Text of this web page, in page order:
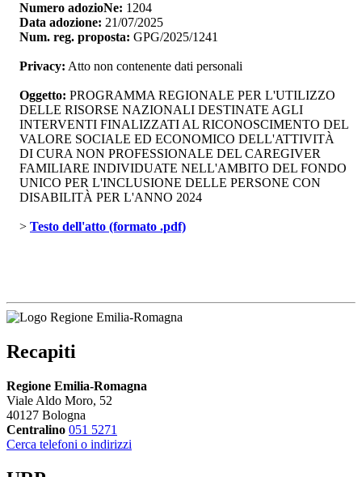
Numero adozioNe: 1204
Data adozione: 21/07/2025
Num. reg. proposta: GPG/2025/1241
Privacy: Atto non contenente dati personali
Oggetto: PROGRAMMA REGIONALE PER L'UTILIZZO
DELLE RISORSE NAZIONALI DESTINATE AGLI
INTERVENTI FINALIZZATI AL RICONOSCIMENTO DEL
VALORE SOCIALE ED ECONOMICO DELL'ATTIVITÀ
DI CURA NON PROFESSIONALE DEL CAREGIVER
FAMILIARE INDIVIDUATE NELL'AMBITO DEL FONDO
UNICO PER L'INCLUSIONE DELLE PERSONE CON
DISABILITÀ PER L'ANNO 2024
> Testo dell'atto (formato .pdf)
Recapiti
Regione Emilia-Romagna
Viale Aldo Moro, 52
40127 Bologna
Centralino 051 5271
Cerca telefoni o indirizzi